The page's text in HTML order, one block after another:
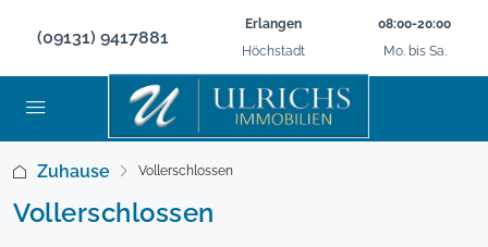
(09131) 9417881
Erlangen
Höchstadt
08:00-20:00
Mo. bis Sa.
Zuhause Vollerschlossen
Vollerschlossen